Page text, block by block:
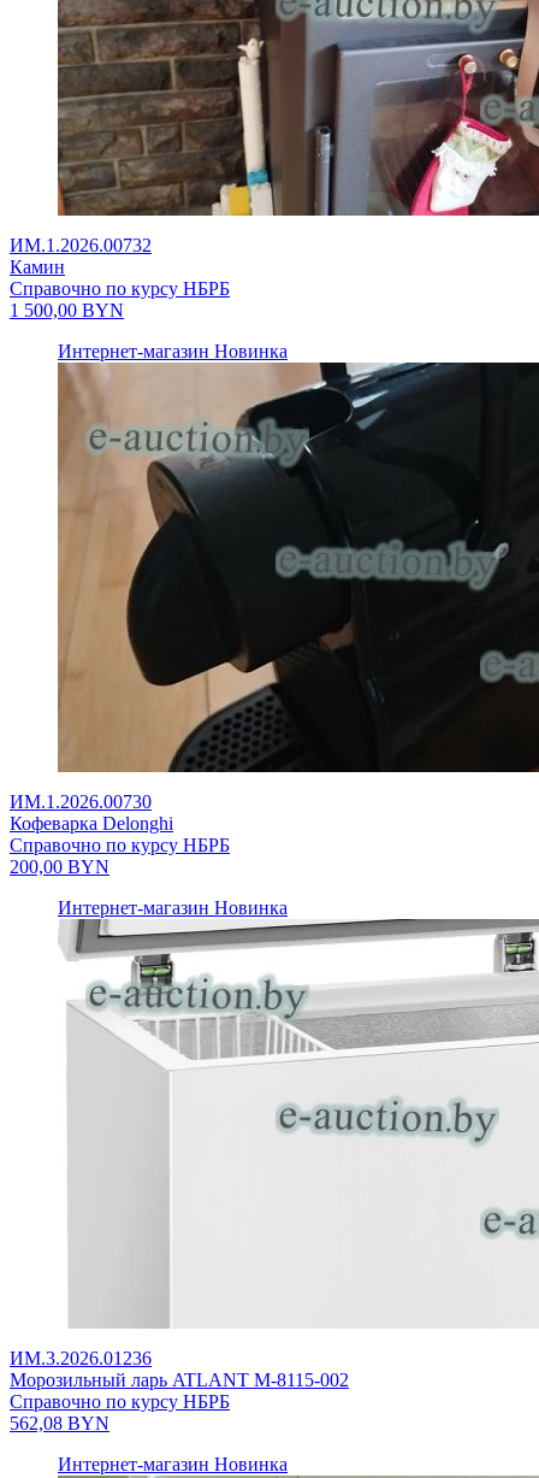
ИМ.1.2026.00732
Камин
Справочно по курсу НБРБ
1 500,00 BYN
Интернет-магазин Новинка
ИМ.1.2026.00730
Кофеварка Delonghi
Справочно по курсу НБРБ
200,00 BYN
Интернет-магазин Новинка
ИМ.3.2026.01236
Морозильный ларь ATLANT М-8115-002
Справочно по курсу НБРБ
562,08 BYN
Интернет-магазин Новинка